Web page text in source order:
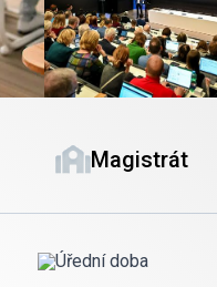
Magistrát
Úřední doba